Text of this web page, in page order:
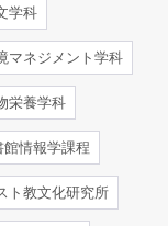
学科
マネジメント学科
栄養学科
情報学課程
ト教文化研究所